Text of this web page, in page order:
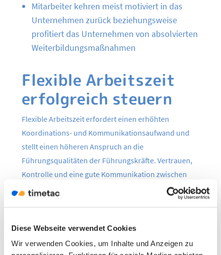
Diese Webseite verwendet Cookies
Wir verwenden Cookies, um Inhalte und Anzeigen zu
Mitarbeiter kehren meist motiviert in das
Unternehmen zurück beziehungsweise
profitiert das Unternehmen von absolvierten
Weiterbildungsmaßnahmen
Flexible Arbeitszeit
erfolgreich steuern
Flexible Arbeitszeit erfordert einen erhöhten
Koordinations- und Kommunikationsaufwand und
stellt einen höheren Anspruch an die
Führungsqualitäten der Führungskräfte. Vertrauen,
Kontrolle und eine gute Kommunikation zwischen
den Mitarbeitern, die zu verschiedenen Zeiten
arbeiten und die man daher weniger regelmäßig
der Umsetzung flexibler Arbeitszeitmodelle. Für die
erfolgreiche Implementierung sind zwei